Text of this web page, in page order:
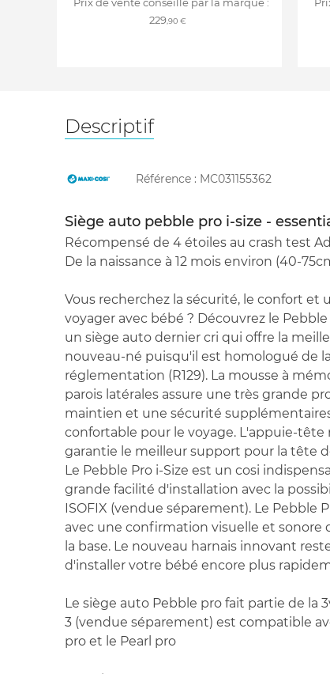
229,90 €
Descriptif
Référence : MC031155362
Siège auto pebble pro i-size -
Récompensé de 4 étoiles au crash test
De la naissance à 12 mois environ (40-
Vous recherchez la sécurité, le confort et
voyager avec bébé ? Découvrez le Pebble
un siège auto dernier cri qui offre la
nouveau-né puisqu'il est homologué de
réglementation (R129). La mousse à
parois latérales assure une très grande
maintien et une sécurité
confortable pour le voyage. L'appuie-
garantie le meilleur support pour la tête
Le Pebble Pro i-Size est un cosi
grande facilité d'installation avec la
ISOFIX (vendue séparement). Le Pebble
avec une confirmation visuelle et sonore
la base. Le nouveau harnais innovant
d'installer votre bébé encore plus
Le siège auto Pebble pro fait partie de la
3 (vendue séparement) est compatible
pro et le Pearl pro